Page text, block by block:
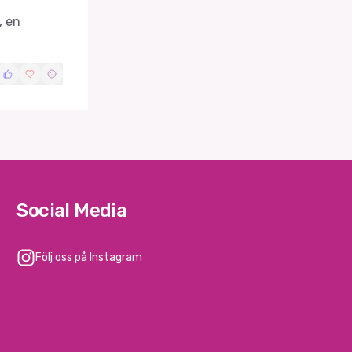
en
Social Media
Följ oss på Instagram